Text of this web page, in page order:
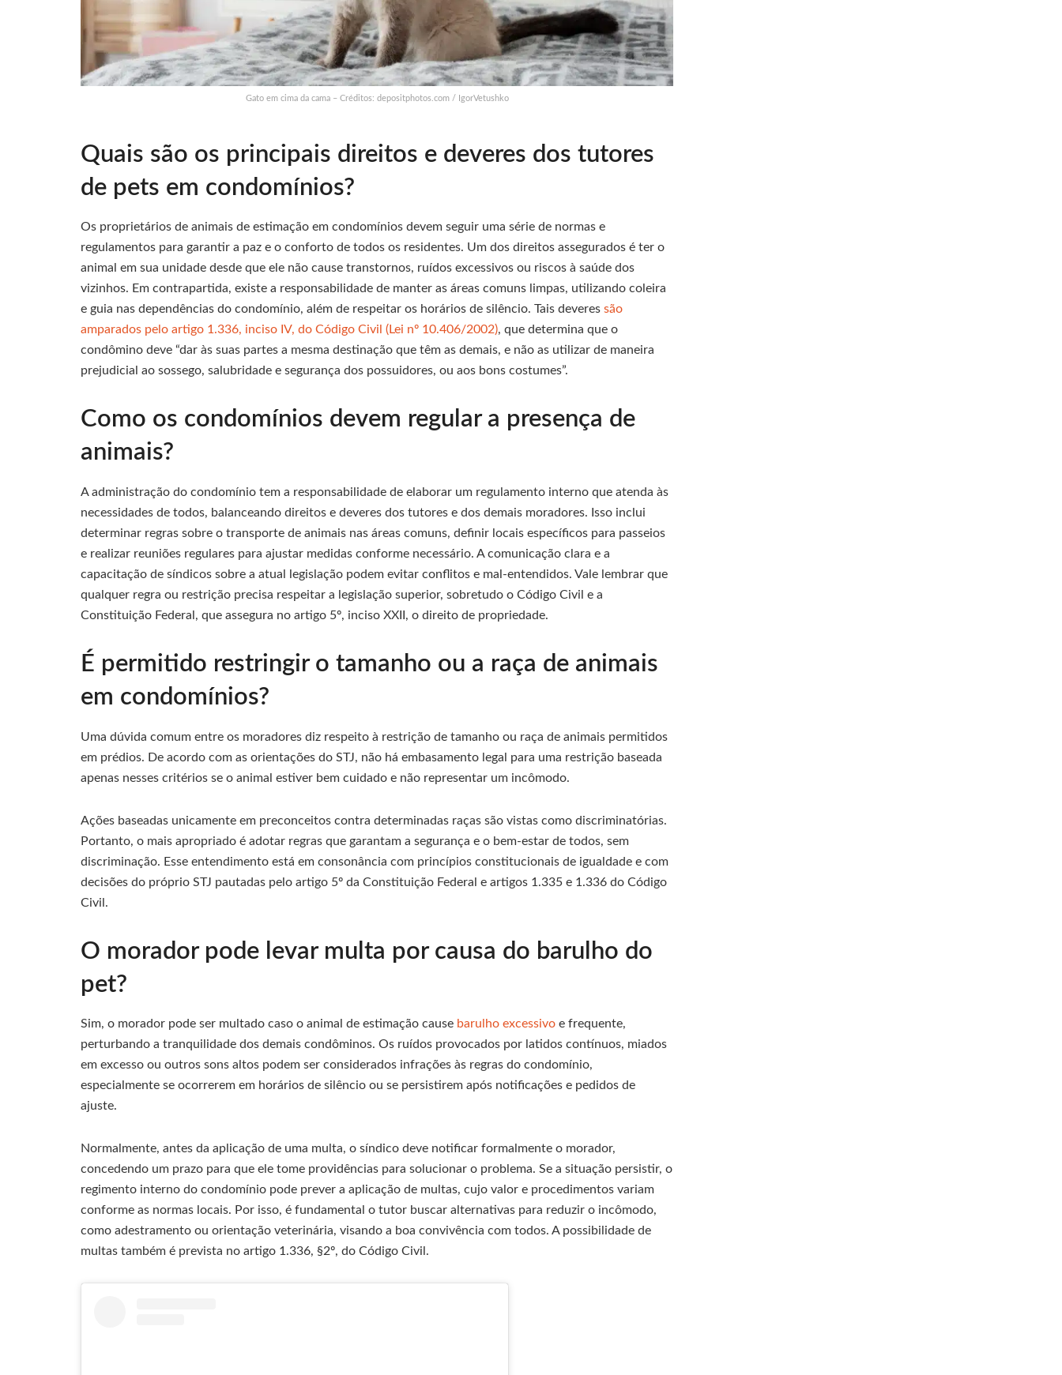
Gato em cima da cama – Créditos: depositphotos.com / IgorVetushko
Quais são os principais direitos e deveres dos tutores
de pets em condomínios?
Os proprietários de animais de estimação em condomínios devem seguir uma série de normas e
regulamentos para garantir a paz e o conforto de todos os residentes. Um dos direitos assegurados é ter o
animal em sua unidade desde que ele não cause transtornos, ruídos excessivos ou riscos à saúde dos
vizinhos. Em contrapartida, existe a responsabilidade de manter as áreas comuns limpas, utilizando coleira
e guia nas dependências do condomínio, além de respeitar os horários de silêncio. Tais deveres são
amparados pelo artigo 1.336, inciso IV, do Código Civil (Lei nº 10.406/2002), que determina que o
condômino deve “dar às suas partes a mesma destinação que têm as demais, e não as utilizar de maneira
prejudicial ao sossego, salubridade e segurança dos possuidores, ou aos bons costumes”.
Como os condomínios devem regular a presença de
animais?
A administração do condomínio tem a responsabilidade de elaborar um regulamento interno que atenda às
necessidades de todos, balanceando direitos e deveres dos tutores e dos demais moradores. Isso inclui
determinar regras sobre o transporte de animais nas áreas comuns, definir locais específicos para passeios
e realizar reuniões regulares para ajustar medidas conforme necessário. A comunicação clara e a
capacitação de síndicos sobre a atual legislação podem evitar conflitos e mal-entendidos. Vale lembrar que
qualquer regra ou restrição precisa respeitar a legislação superior, sobretudo o Código Civil e a
Constituição Federal, que assegura no artigo 5º, inciso XXII, o direito de propriedade.
É permitido restringir o tamanho ou a raça de animais
em condomínios?
Uma dúvida comum entre os moradores diz respeito à restrição de tamanho ou raça de animais permitidos
em prédios. De acordo com as orientações do STJ, não há embasamento legal para uma restrição baseada
apenas nesses critérios se o animal estiver bem cuidado e não representar um incômodo.
Ações baseadas unicamente em preconceitos contra determinadas raças são vistas como discriminatórias.
Portanto, o mais apropriado é adotar regras que garantam a segurança e o bem-estar de todos, sem
discriminação. Esse entendimento está em consonância com princípios constitucionais de igualdade e com
decisões do próprio STJ pautadas pelo artigo 5º da Constituição Federal e artigos 1.335 e 1.336 do Código
Civil.
O morador pode levar multa por causa do barulho do
pet?
Sim, o morador pode ser multado caso o animal de estimação cause barulho excessivo e frequente,
perturbando a tranquilidade dos demais condôminos. Os ruídos provocados por latidos contínuos, miados
em excesso ou outros sons altos podem ser considerados infrações às regras do condomínio,
especialmente se ocorrerem em horários de silêncio ou se persistirem após notificações e pedidos de
ajuste.
Normalmente, antes da aplicação de uma multa, o síndico deve notificar formalmente o morador,
concedendo um prazo para que ele tome providências para solucionar o problema. Se a situação persistir, o
regimento interno do condomínio pode prever a aplicação de multas, cujo valor e procedimentos variam
conforme as normas locais. Por isso, é fundamental o tutor buscar alternativas para reduzir o incômodo,
como adestramento ou orientação veterinária, visando a boa convivência com todos. A possibilidade de
multas também é prevista no artigo 1.336, §2º, do Código Civil.